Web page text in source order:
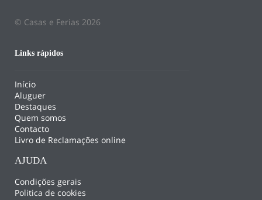
© Casas e Ferias 2026
Links rápidos
Início
Aluguer
Destaques
Quem somos
Contacto
Livro de Reclamações online
AJUDA
Condições gerais
Politica de cookies